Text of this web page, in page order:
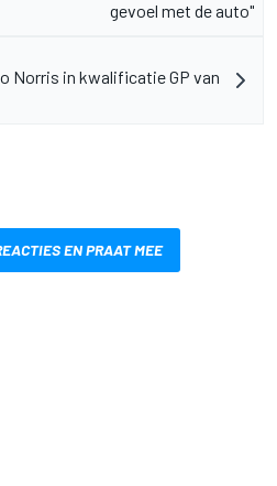
gevoel met de auto"
Norris in kwalificatie GP van
EN PRAAT MEE